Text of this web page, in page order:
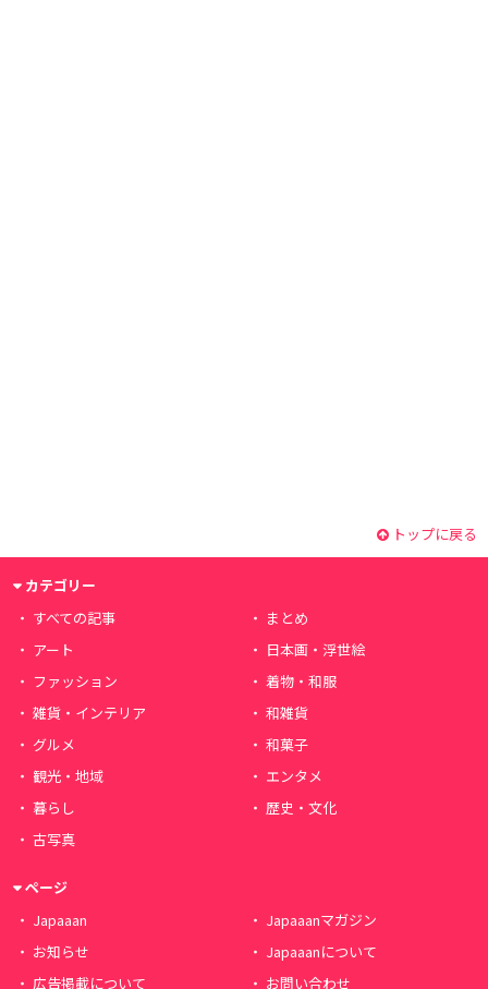
トップに戻る
カテゴリー
すべての記事
まとめ
アート
日本画・浮世絵
ファッション
着物・和服
雑貨・インテリア
和雑貨
グルメ
和菓子
観光・地域
エンタメ
暮らし
歴史・文化
古写真
ページ
Japaaan
Japaaanマガジン
お知らせ
Japaaanについて
広告掲載について
お問い合わせ